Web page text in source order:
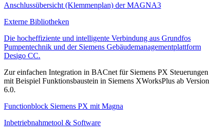
Anschlussübersicht (Klemmenplan) der MAGNA3
Externe Bibliotheken
Die hocheffiziente und intelligente Verbindung aus Grundfos
Pumpentechnik und der Siemens Gebäudemanagementplattform
Desigo CC.
Zur einfachen Integration in BACnet für Siemens PX Steuerungen
mit Beispiel Funktionsbaustein in Siemens XWorksPlus ab Version
6.0.
Functionblock Siemens PX mit Magna
Inbetriebnahmetool & Software